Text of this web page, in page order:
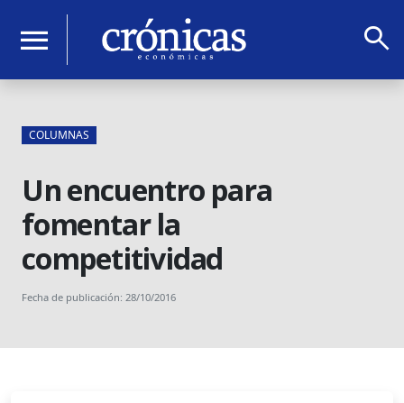
menu search
COLUMNAS
Un encuentro para
fomentar la
competitividad
Fecha de publicación: 28/10/2016